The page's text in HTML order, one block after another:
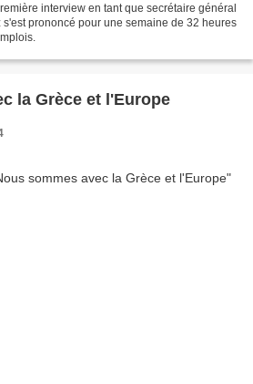
interview en tant que secrétaire général
prononcé pour une semaine de 32 heures
la Grèce et l'Europe